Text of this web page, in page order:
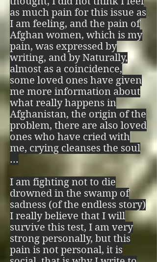
este infierno, deberás
seguir estas palabras,
escritas por el
arcángel Lucifer, única
manera de resolver las
paradojas infernales
de la oscuridad
Cambio de dualidad
Si bien es bien y mal
es mal no hay cambio
Si bien es mal y mal
es bien es igual
Por eso bien y mal
as much pain for this issue as
I am feeling, and the pain of
Afghan women, which is my
pain, was expressed by
writing, and by Naturally,
almost as a coincidence,
some loved ones have given
me more information about
what really happens in
Afghanistan, the origin of the
problem, there are also loved
ones who have cried with
me, crying cleanses the soul
...
I am fighting not to die
drowned in the swamp of
sadness (of the endless story)
I really believe that I will
survive this test, I am very
strong personally, but this
pain is not personal, it is